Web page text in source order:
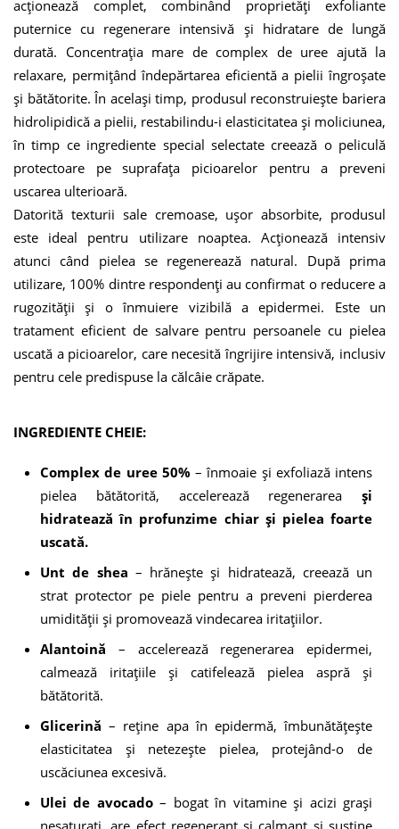
acționează complet, combinând proprietăți exfoliante
puternice cu regenerare intensivă și hidratare de lungă
durată. Concentrația mare de complex de uree ajută la
relaxare, permițând îndepărtarea eficientă a pielii îngroșate
și bătătorite. În același timp, produsul reconstruiește bariera
hidrolipidică a pielii, restabilindu-i elasticitatea și moliciunea,
în timp ce ingrediente special selectate creează o peliculă
protectoare pe suprafața picioarelor pentru a preveni
uscarea ulterioară.
Datorită texturii sale cremoase, ușor absorbite, produsul
este ideal pentru utilizare noaptea. Acționează intensiv
atunci când pielea se regenerează natural. După prima
utilizare, 100% dintre respondenți au confirmat o reducere a
rugozității și o înmuiere vizibilă a epidermei. Este un
tratament eficient de salvare pentru persoanele cu pielea
uscată a picioarelor, care necesită îngrijire intensivă, inclusiv
pentru cele predispuse la călcâie crăpate.
INGREDIENTE CHEIE:
Complex de uree 50% – înmoaie și exfoliază intens
pielea bătătorită, accelerează regenerarea și
hidratează în profunzime chiar și pielea foarte
uscată.
Unt de shea – hrănește și hidratează, creează un
strat protector pe piele pentru a preveni pierderea
umidității și promovează vindecarea iritațiilor.
Alantoină – accelerează regenerarea epidermei,
calmează iritațiile și catifelează pielea aspră și
bătătorită.
Glicerină – reține apa în epidermă, îmbunătățește
elasticitatea și netezește pielea, protejând-o de
uscăciunea excesivă.
Ulei de avocado– bogat în vitamine și acizi grași
nesaturați, are efect regenerant și calmant și susține